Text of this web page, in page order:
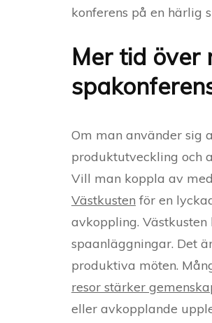
konferens på en härlig
Mer tid över
Om man använder sig
produktutveckling och
Vill man koppla av
Västkusten för en
avkoppling.
spaanläggningar. Det
produktiva möten.
resor stärker
eller avkopplande